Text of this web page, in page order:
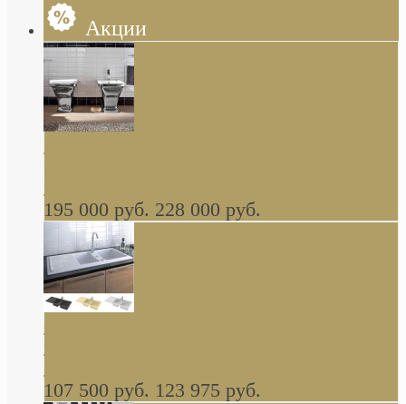
Акции
Butterfly Scarabeo КОМПЛЕКТ санфаянса
глянцевая платина В НАЛИЧИИ
195 000 руб. 228 000 руб.
керамическая мойка 1160 x 510 мм белая,
серая, черная, бежевая В НАЛИЧИИ
107 500 руб. 123 975 руб.